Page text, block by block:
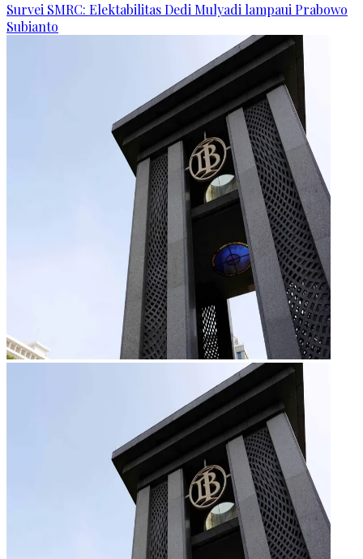
Survei SMRC: Elektabilitas Dedi Mulyadi lampaui Prabowo
Subianto